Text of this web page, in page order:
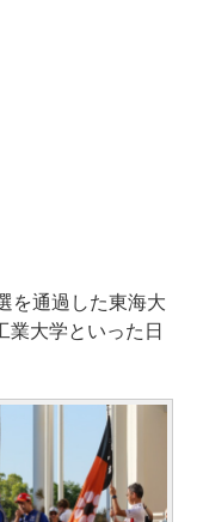
を通過した東海大
業大学といった日